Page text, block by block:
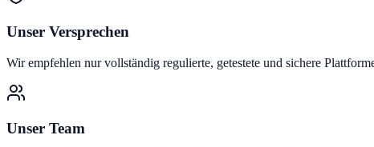
Unser Versprechen
Wir empfehlen nur vollständig regulierte, getestete und sichere
Unser Team